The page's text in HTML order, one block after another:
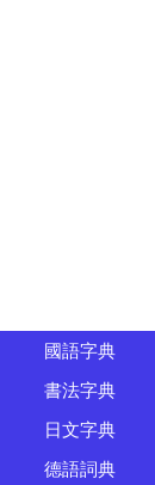
國語字典
書法字典
日文字典
德語詞典